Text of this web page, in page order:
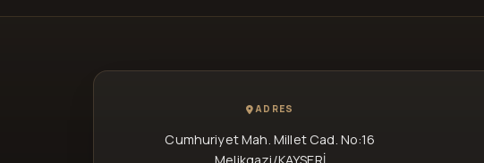
ADRES
Cumhuriyet Mah. Millet Cad. No:16